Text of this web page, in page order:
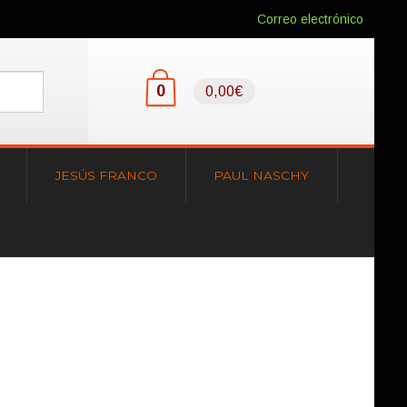
Correo electrónico
0 0,00€
JESÚS FRANCO PAUL NASCHY